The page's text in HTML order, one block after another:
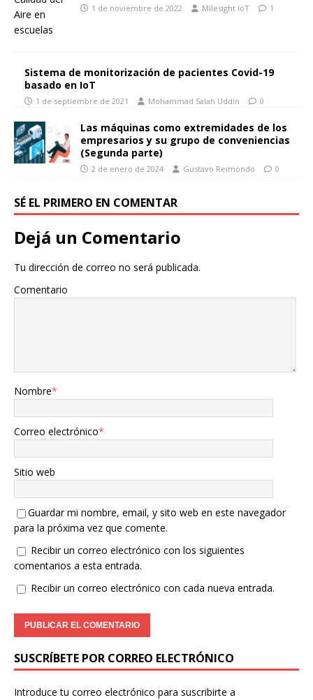
1 de noviembre de 2022 Milesight IoT 1
Sistema de monitorización de pacientes Covid-19
basado en IoT
1 de septiembre de 2021 Mohammad Salah Uddin 0
Las máquinas como extremidades de los
empresarios y su grupo de conveniencias
(Segunda parte)
2 de enero de 2024 Gustavo Reimondo 0
SÉ EL PRIMERO EN COMENTAR
Dejá un Comentario
Tu dirección de correo no será publicada.
Comentario
Nombre*
Correo electrónico*
Sitio web
Guardar mi nombre, email, y sito web en este navegador
para la próxima vez que comente.
Recibir un correo electrónico con los siguientes
comentarios a esta entrada.
Recibir un correo electrónico con cada nueva entrada.
SUSCRÍBETE POR CORREO ELECTRÓNICO
Introduce tu correo electrónico para suscribirte a